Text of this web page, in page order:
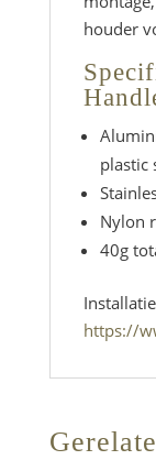
houder
plastic
Nylon
40g
https://